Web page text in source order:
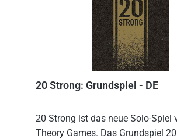
20 Strong: Grundspiel - DE
20 Strong ist das neue Solo-Spiel
Theory Games. Das Grundspiel 20